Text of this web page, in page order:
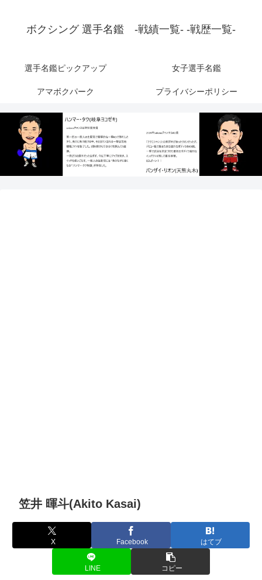
ボクシング 選手名鑑 -戦績一覧- -戦歴一覧-
選手名鑑ピックアップ 女子選手名鑑
アマボクパーク プライバシーポリシー
笠井 暉斗(Akito Kasai)
X Facebook はてブ
LINE コピー